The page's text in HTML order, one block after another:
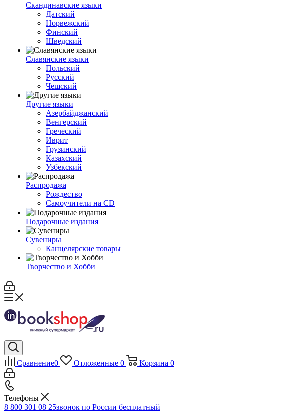
Скандинавские языки
Датский
Норвежский
Финский
Шведский
Славянские языки
Польский
Русский
Чешский
Другие языки
Азербайджанский
Венгерский
Греческий
Иврит
Грузинский
Казахский
Узбекский
Распродажа
Рождество
Самоучители на CD
Подарочные издания
Сувениры
Канцелярские товары
Творчество и Хобби
Сравнение0 Отложенные 0 Корзина 0
Телефоны
8 800 301 08 25звонок по России бесплатный